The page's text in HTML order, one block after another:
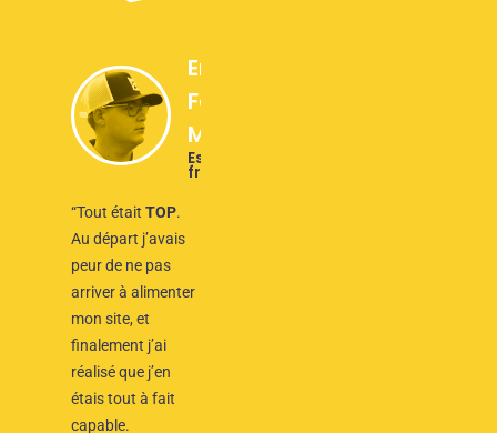
Enzo
Fernandez-
Mangas
Espoir du golf
français
“Tout était TOP.
Au départ j’avais
peur de ne pas
arriver à alimenter
mon site, et
finalement j’ai
réalisé que j’en
étais tout à fait
capable.